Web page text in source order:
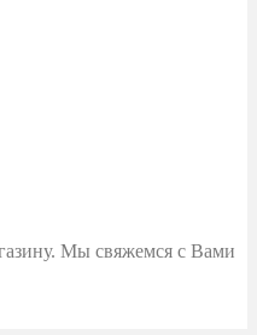
Мы свяжемся с Вами